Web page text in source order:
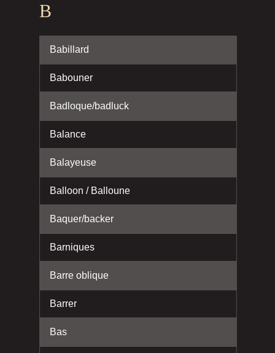
B
Babillard
Babouner
Badloque/badluck
Balance
Balayeuse
Balloon / Balloune
Baquer/backer
Barniques
Barre oblique
Barrer
Bas